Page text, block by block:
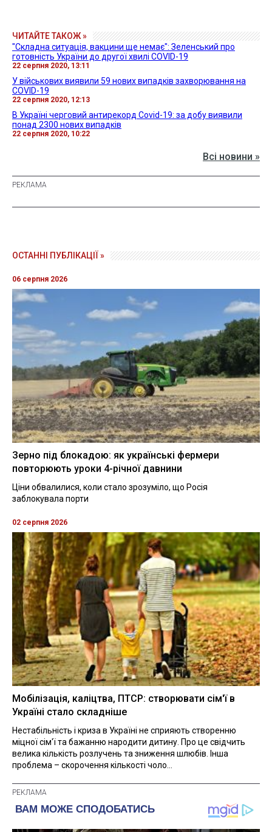
ЧИТАЙТЕ ТАКОЖ »
"Складна ситуація, вакцини ще немає": Зеленський про
готовність України до другої хвилі COVID-19
22 серпня 2020, 13:11
У військових виявили 59 нових випадків захворювання на
COVID-19
22 серпня 2020, 12:13
В Україні черговий антирекорд Covid-19: за добу виявили
понад 2300 нових випадків
22 серпня 2020, 10:22
Всі новини »
ОСТАННІ ПУБЛІКАЦІЇ »
06 серпня 2026
Зерно під блокадою: як українські фермери
повторюють уроки 4-річної давнини
Ціни обвалилися, коли стало зрозуміло, що Росія
заблокувала порти
02 серпня 2026
Мобілізація, каліцтва, ПТСР: створювати сім'ї в
Україні стало складніше
Нестабільність і криза в Україні не сприяють створенню
міцної сім'ї та бажанню народити дитину. Про це свідчить
велика кількість розлучень та зниження шлюбів. Інша
проблема – скорочення кількості чоло...